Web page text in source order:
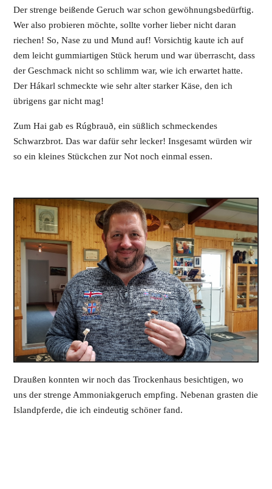
Der strenge beißende Geruch war schon gewöhnungsbedürftig.
Wer also probieren möchte, sollte vorher lieber nicht daran
riechen! So, Nase zu und Mund auf! Vorsichtig kaute ich auf
dem leicht gummiartigen Stück herum und war überrascht, dass
der Geschmack nicht so schlimm war, wie ich erwartet hatte.
Der Hákarl schmeckte wie sehr alter starker Käse, den ich
übrigens gar nicht mag!
Zum Hai gab es Rúgbrauð, ein süßlich schmeckendes
Schwarzbrot. Das war dafür sehr lecker! Insgesamt würden wir
so ein kleines Stückchen zur Not noch einmal essen.
Draußen konnten wir noch das Trockenhaus besichtigen, wo
uns der strenge Ammoniakgeruch empfing. Nebenan grasten die
Islandpferde, die ich eindeutig schöner fand.